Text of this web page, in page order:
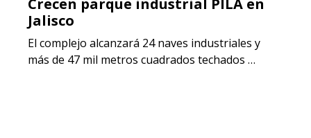
Crecen parque industrial PILA en
Jalisco
El complejo alcanzará 24 naves industriales y
más de 47 mil metros cuadrados techados …